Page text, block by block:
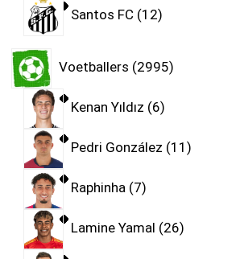
Santos FC 12
Voetballers 2995
Kenan Yıldız 6
Pedri González 11
Raphinha 7
Lamine Yamal 26